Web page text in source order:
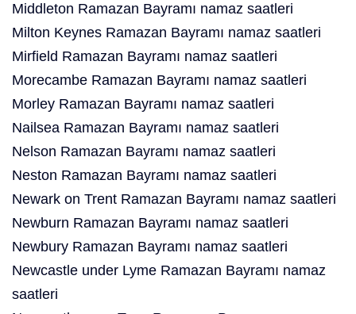
Middleton Ramazan Bayramı namaz saatleri
Milton Keynes Ramazan Bayramı namaz saatleri
Mirfield Ramazan Bayramı namaz saatleri
Morecambe Ramazan Bayramı namaz saatleri
Morley Ramazan Bayramı namaz saatleri
Nailsea Ramazan Bayramı namaz saatleri
Nelson Ramazan Bayramı namaz saatleri
Neston Ramazan Bayramı namaz saatleri
Newark on Trent Ramazan Bayramı namaz saatleri
Newburn Ramazan Bayramı namaz saatleri
Newbury Ramazan Bayramı namaz saatleri
Newcastle under Lyme Ramazan Bayramı namaz
saatleri